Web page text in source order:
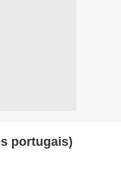
portugais)